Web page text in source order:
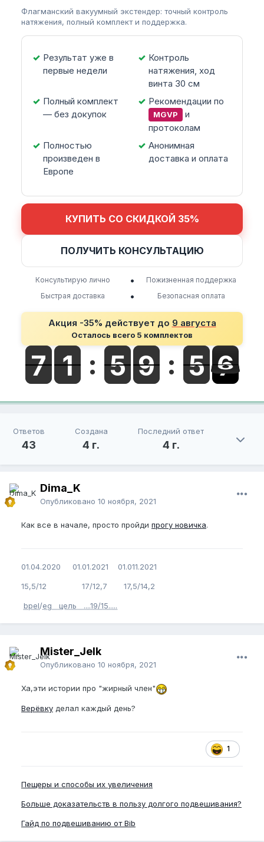
Флагманский вакуумный экстендер: точный контроль
натяжения, полный комплект и поддержка.
Результат уже в
первые недели
Контроль
натяжения, ход
винта 30 см
Полный комплект
— без докупок
Рекомендации по
MGVP
и
протоколам
Полностью
произведен в
Европе
Анонимная
доставка и оплата
КУПИТЬ СО СКИДКОЙ 35%
ПОЛУЧИТЬ КОНСУЛЬТАЦИЮ
Консультирую лично •
Пожизненная поддержка
Быстрая доставка
• Безопасная оплата
Акция -35% действует до 9 августа
Осталось всего 5 комплектов
Ответов
43
Создана
4 г.
Последний ответ
4 г.
Dima_K
Опубликовано 10 ноября, 2021
Как все в начале, просто пройди прогу новичка.
01.04.2020 01.01.2021 01.011.2021
15,5/12 17/12,7 17,5/14,2
bpel/eg цель ....19/15.....
Mister_Jelk
Опубликовано 10 ноября, 2021
Ха,эти истории про "жирный член"
Верёвку делал каждый день?
1
Пещеры и способы их увеличения
Больше доказательств в пользу долгого подвешивания?
Гайд по подвешиванию от Bib